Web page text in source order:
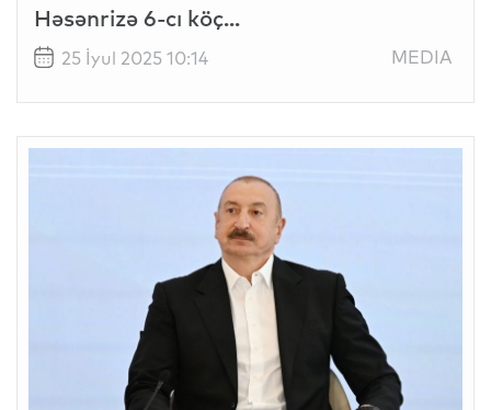
Həsənrizə 6-cı köç...
25 İyul 2025 10:14 MEDIA